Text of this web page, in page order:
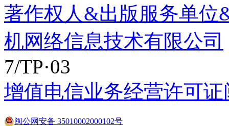
著作权人&出版服务单位
机网络信息技术有限公司
7/TP·03
增值电信业务经营许可证
闽公网安备 35010002000102号